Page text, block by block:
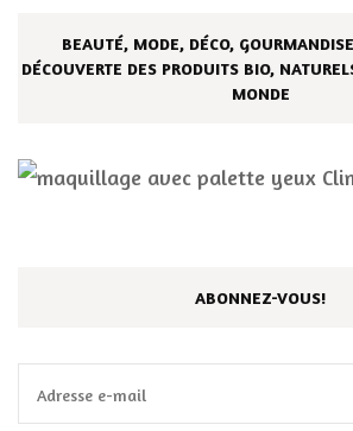
BEAUTÉ, MODE, DÉCO,
DÉCOUVERTE DES PRODUITS BIO,
MONDE
ABONNEZ-VOUS!
e-